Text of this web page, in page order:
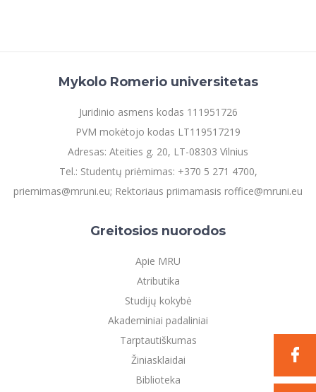
Mykolo Romerio universitetas
Juridinio asmens kodas 111951726
PVM mokėtojo kodas LT119517219
Adresas: Ateities g. 20, LT-08303 Vilnius
Tel.: Studentų priėmimas: +370 5 271 4700,
priemimas@mruni.eu; Rektoriaus priimamasis roffice@mruni.eu
Greitosios nuorodos
Apie MRU
Atributika
Studijų kokybė
Akademiniai padaliniai
Tarptautiškumas
Žiniasklaidai
Biblioteka